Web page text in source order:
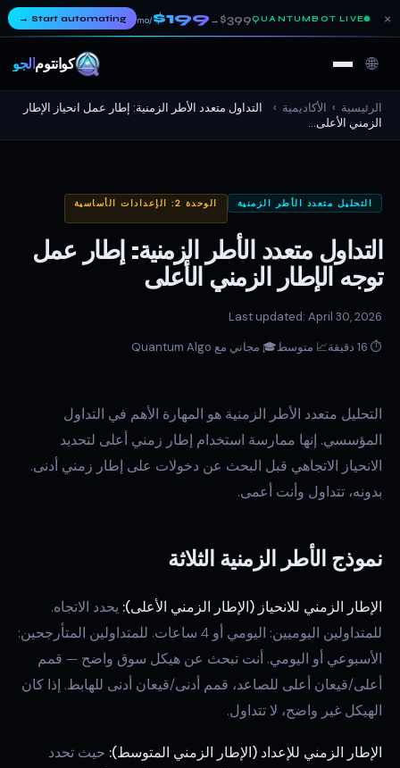
QUANTUMBOT LIVE
$399
→
$199
/mo
Start automating
→ ×
كوانتومألجو 🌐
الرئيسية › الأكاديمية ›
التداول متعدد الأطر الزمنية: إطار عمل انحياز الإطار
الزمني الأعلى...
التحليل متعدد الأطر الزمنية الوحدة 2: الإعدادات الأساسية
التداول متعدد الأطر الزمنية: إطار عمل
توجه الإطار الزمني الأعلى
Last updated: April 30, 2026
⏱ 16 دقيقة
📈 متوسط🎓 مجاني مع Quantum Algo
التحليل متعدد الأطر الزمنية هو المهارة الأهم في التداول
المؤسسي. إنها ممارسة استخدام إطار زمني أعلى لتحديد
الانحياز الاتجاهي قبل البحث عن دخولات على إطار زمني أدنى.
بدونه، تتداول وأنت أعمى.
نموذج الأطر الزمنية الثلاثة
الإطار الزمني للانحياز (الإطار الزمني الأعلى): يحدد الاتجاه.
للمتداولين اليوميين: اليومي أو 4 ساعات. للمتداولين المتأرجحين:
الأسبوعي أو اليومي. أنت تبحث عن هيكل سوق واضح — قمم
أعلى/قيعان أعلى للصاعد، قمم أدنى/قيعان أدنى للهابط. إذا كان
الهيكل غير واضح، لا تتداول.
الإطار الزمني للإعداد (الإطار الزمني المتوسط): حيث تحدد